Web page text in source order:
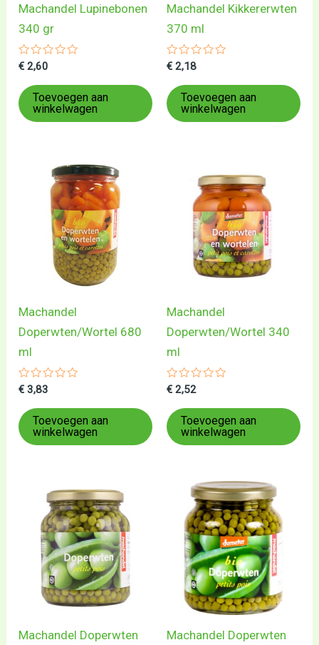
Machandel Lupinebonen
340 gr
Gewaardeerd
uit
5
€ 2,60
Toevoegen aan
winkelwagen
Machandel Kikkererwten
370 ml
Gewaardeerd
uit
5
€ 2,18
Toevoegen aan
winkelwagen
Machandel
Doperwten/Wortel 680
ml
Gewaardeerd
uit
5
€ 3,83
Toevoegen aan
winkelwagen
Machandel
Doperwten/Wortel 340
ml
Gewaardeerd
uit
5
€ 2,52
Toevoegen aan
winkelwagen
Machandel Doperwten Machandel Doperwten